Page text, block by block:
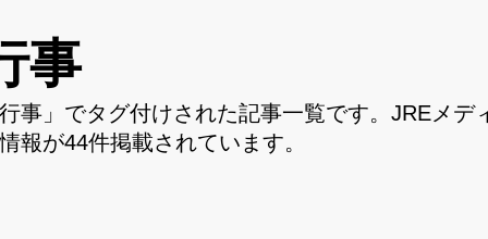
事
事」でタグ付けされた記事一覧です。JREメ
報が44件掲載されています。